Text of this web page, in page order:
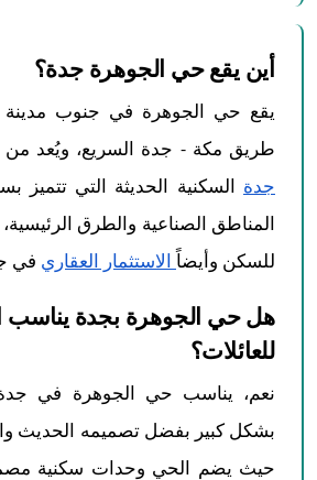
أين يقع حي الجوهرة جدة؟
يقع حي الجوهرة في جنوب مدينة
طريق مكة - جدة السريع، ويُعد من
جدة السكنية الحديثة التي تتميز
المناطق الصناعية والطرق
للسكن وأيضاً الاستثمار العقاري في
هل حي الجوهرة بجدة يناسب
للعائلات؟
نعم، يناسب حي الجوهرة في جدة
بشكل كبير بفضل تصميمه الحديث
حيث يضم الحي وحدات سكنية